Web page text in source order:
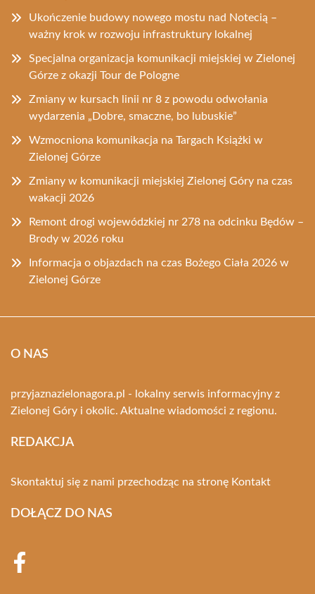
Ukończenie budowy nowego mostu nad Notecią –
ważny krok w rozwoju infrastruktury lokalnej
Specjalna organizacja komunikacji miejskiej w Zielonej
Górze z okazji Tour de Pologne
Zmiany w kursach linii nr 8 z powodu odwołania
wydarzenia „Dobre, smaczne, bo lubuskie”
Wzmocniona komunikacja na Targach Książki w
Zielonej Górze
Zmiany w komunikacji miejskiej Zielonej Góry na czas
wakacji 2026
Remont drogi wojewódzkiej nr 278 na odcinku Będów –
Brody w 2026 roku
Informacja o objazdach na czas Bożego Ciała 2026 w
Zielonej Górze
O NAS
przyjaznazielonagora.pl - lokalny serwis informacyjny z
Zielonej Góry i okolic. Aktualne wiadomości z regionu.
REDAKCJA
Skontaktuj się z nami przechodząc na stronę Kontakt
DOŁĄCZ DO NAS